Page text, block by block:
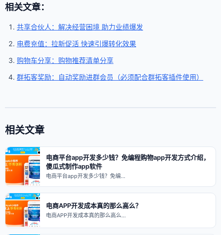
相关文章：
共享合伙人：解决经营困境 助力业绩爆发
电费充值：拉新促活 快速引爆转化效果
购物车分享：购物推荐清单分享
群拓客奖励：自动奖励进群会员（必须配合群拓客插件使用）
相关文章
电商平台app开发多少钱？免编程购物app开发方式介绍，
傻瓜式制作app软件
电商平台app开发多少钱？免编…
电商APP开发成本真的那么高么？
电商APP开发成本真的那么高么…